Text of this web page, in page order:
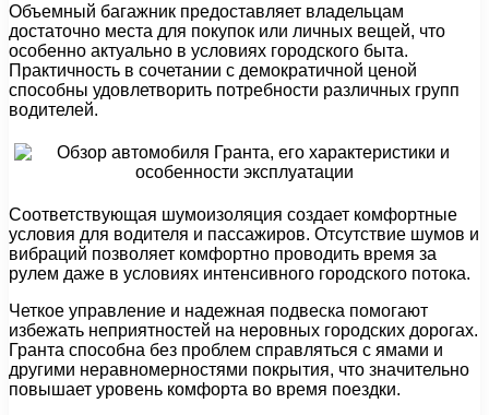
Объемный багажник предоставляет владельцам
достаточно места для покупок или личных вещей, что
особенно актуально в условиях городского быта.
Практичность в сочетании с демократичной ценой
способны удовлетворить потребности различных групп
водителей.
Соответствующая шумоизоляция создает комфортные
условия для водителя и пассажиров. Отсутствие шумов и
вибраций позволяет комфортно проводить время за
рулем даже в условиях интенсивного городского потока.
Четкое управление и надежная подвеска помогают
избежать неприятностей на неровных городских дорогах.
Гранта способна без проблем справляться с ямами и
другими неравномерностями покрытия, что значительно
повышает уровень комфорта во время поездки.